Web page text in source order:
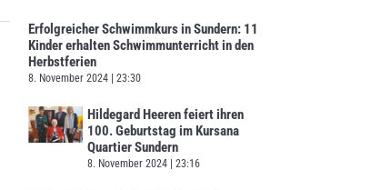
Erfolgreicher Schwimmkurs in Sundern: 11
Kinder erhalten Schwimmunterricht in den
Herbstferien
8. November 2024 23:30
Hildegard Heeren feiert ihren
100. Geburtstag im Kursana
Quartier Sundern
8. November 2024 23:16